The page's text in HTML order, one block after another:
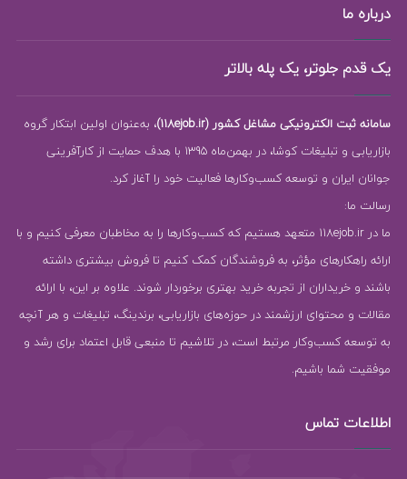
درباره ما
یک قدم جلوتر، یک پله بالاتر
سامانه ثبت الکترونیکی مشاغل کشور (118ejob.ir)
، به‌عنوان اولین ابتکار گروه
بازاریابی و تبلیغات کوشا، در بهمن‌ماه 1395 با هدف حمایت از کارآفرینی
جوانان ایران و توسعه کسب‌وکارها فعالیت خود را آغاز کرد.
رسالت ما:
ما در 118ejob.ir متعهد هستیم که کسب‌وکارها را به مخاطبان معرفی کنیم و با
ارائه راهکارهای مؤثر، به فروشندگان کمک کنیم تا فروش بیشتری داشته
باشند و خریداران از تجربه خرید بهتری برخوردار شوند. علاوه بر این، با ارائه
مقالات و محتوای ارزشمند در حوزه‌های بازاریابی، برندینگ، تبلیغات و هر آنچه
به توسعه کسب‌وکار مرتبط است، در تلاشیم تا منبعی قابل اعتماد برای رشد و
موفقیت شما باشیم.
اطلاعات تماس